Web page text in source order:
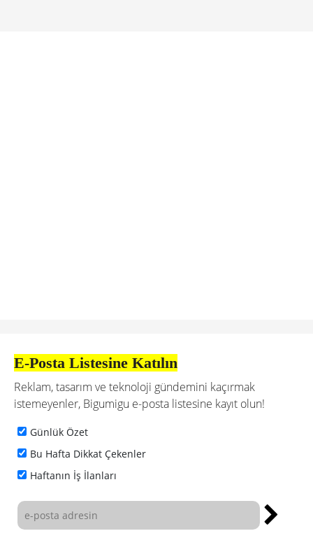
E-Posta Listesine Katılın
Reklam, tasarım ve teknoloji gündemini kaçırmak
istemeyenler, Bigumigu e-posta listesine kayıt olun!
Günlük Özet
Bu Hafta Dikkat Çekenler
Haftanın İş İlanları